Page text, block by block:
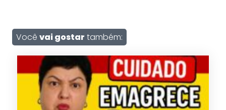
Você vai gostar também: